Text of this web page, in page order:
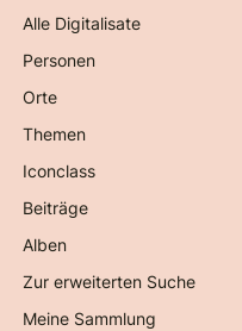
Alle Digitalisate
Personen
Orte
Themen
Iconclass
Beiträge
Alben
Zur erweiterten Suche
Meine Sammlung